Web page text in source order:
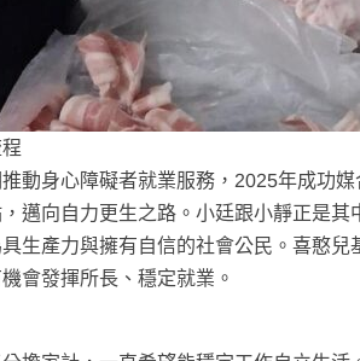
動身心障礙者就業服務，2025年成功
邁向自力更生之路。小廷跟小靜正是其
生產力與擁有自信的社會公民。喜憨兒
會發揮所長、穩定就業。